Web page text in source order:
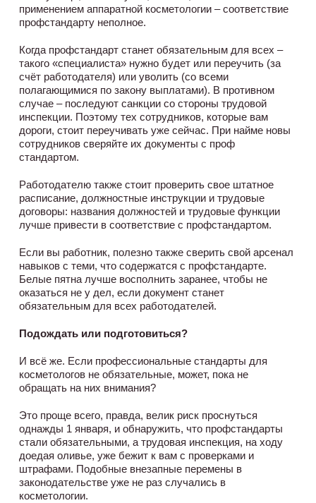
применением аппаратной косметологии – соответствие
профстандарту неполное.
Когда профстандарт станет обязательным для всех –
такого «специалиста» нужно будет или переучить (за
счёт работодателя) или уволить (со всеми
полагающимися по закону выплатами). В противном
случае – последуют санкции со стороны трудовой
инспекции. Поэтому тех сотрудников, которые вам
дороги, стоит переучивать уже сейчас. При найме новы
сотрудников сверяйте их документы с проф
стандартом.
Работодателю также стоит проверить свое штатное
расписание, должностные инструкции и трудовые
договоры: названия должностей и трудовые функции
лучше привести в соответствие с профстандартом.
Если вы работник, полезно также сверить свой арсенал
навыков с теми, что содержатся с профстандарте.
Белые пятна лучше восполнить заранее, чтобы не
оказаться не у дел, если документ станет
обязательным для всех работодателей.
Подождать или подготовиться?
И всё же. Если профессиональные стандарты для
косметологов не обязательные, может, пока не
обращать на них внимания?
Это проще всего, правда, велик риск проснуться
однажды 1 января, и обнаружить, что профстандарты
стали обязательными, а трудовая инспекция, на ходу
доедая оливье, уже бежит к вам с проверками и
штрафами. Подобные внезапные перемены в
законодательстве уже не раз случались в
косметологии.